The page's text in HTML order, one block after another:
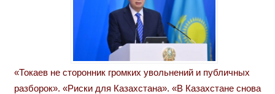
«Токаев не сторонник громких увольнений и публичных
разборок». «Риски для Казахстана». «В Казахстане снова